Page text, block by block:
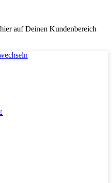
auf Deinen Kundenbereich